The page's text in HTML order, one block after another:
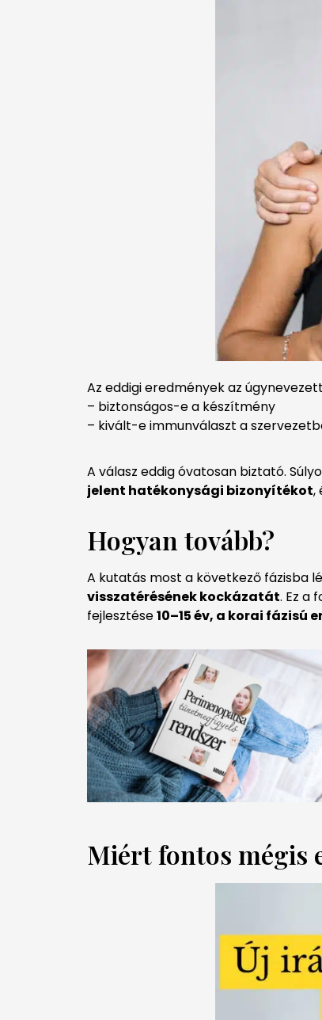
Az eddigi eredmények az úgynevezett
– biztonságos-e a készítmény
– kivált-e immunválaszt a
A válasz eddig óvatosan biztató.
jelent hatékonysági bizonyítékot,
Hogyan tovább?
A kutatás most a következő fázisba
visszatérésének kockázatát. Ez a
fejlesztése10–15 év, a korai fázisú
Miért fontos mégis